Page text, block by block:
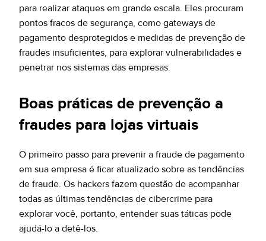
para realizar ataques em grande escala. Eles procuram
pontos fracos de segurança, como gateways de
pagamento desprotegidos e medidas de prevenção de
fraudes insuficientes, para explorar vulnerabilidades e
penetrar nos sistemas das empresas.
Boas práticas de prevenção a
fraudes para lojas virtuais
O primeiro passo para prevenir a fraude de pagamento
em sua empresa é ficar atualizado sobre as tendências
de fraude. Os hackers fazem questão de acompanhar
todas as últimas tendências de cibercrime para
explorar você, portanto, entender suas táticas pode
ajudá-lo a detê-los.